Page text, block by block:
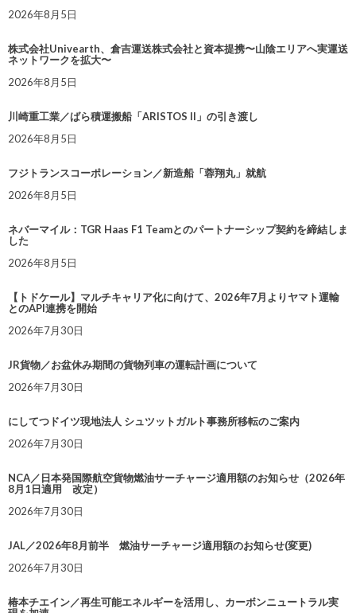
2026年8月5日
株式会社Univearth、倉吉運送株式会社と資本提携〜山陰エリアへ実運送
ネットワークを拡大〜
2026年8月5日
川崎重工業／ばら積運搬船「ARISTOS II」の引き渡し
2026年8月5日
フジトランスコーポレーション／新造船「蓉翔丸」就航
2026年8月5日
ネバーマイル：TGR Haas F1 Teamとのパートナーシップ契約を締結しま
した
2026年8月5日
【トドケール】マルチキャリア化に向けて、2026年7月よりヤマト運輸
とのAPI連携を開始
2026年7月30日
JR貨物／お盆休み期間の貨物列車の運転計画について
2026年7月30日
にしてつドイツ現地法人 シュツットガルト事務所移転のご案内
2026年7月30日
NCA／日本発国際航空貨物燃油サーチャージ適用額のお知らせ（2026年
8月1日適用 改定）
2026年7月30日
JAL／2026年8月前半 燃油サーチャージ適用額のお知らせ(変更)
2026年7月30日
椿本チエイン／再生可能エネルギーを活用し、カーボンニュートラル実